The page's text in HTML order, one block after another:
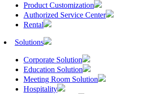
Product Customization
Authorized Service Center
Rental
Solutions
Corporate Solution
Education Solution
Meeting Room Solution
Hospitality